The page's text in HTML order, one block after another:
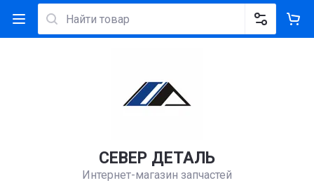
СЕВЕР ДЕТАЛЬ
Интернет-магазин запчастей